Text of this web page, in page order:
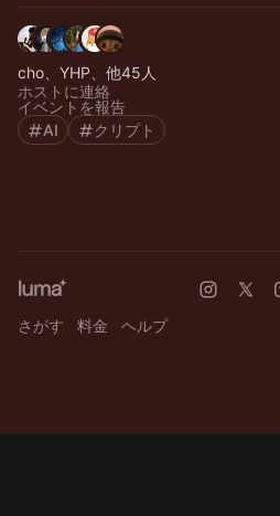
cho、YHP、他45人
ホストに連絡
イベントを報告
AI
クリプト
さがす 料金 ヘルプ